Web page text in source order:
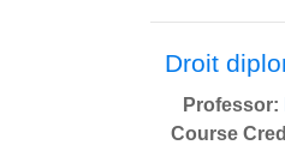
Droit
Professor:
Course